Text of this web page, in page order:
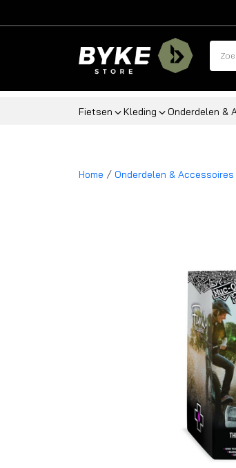
Fietsen Kleding Onderdelen &
Home / Onderdelen & Accessoires